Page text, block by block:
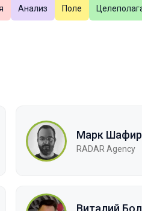
Анализ Поле
Марк Шафир
RADAR Agency
Виталий